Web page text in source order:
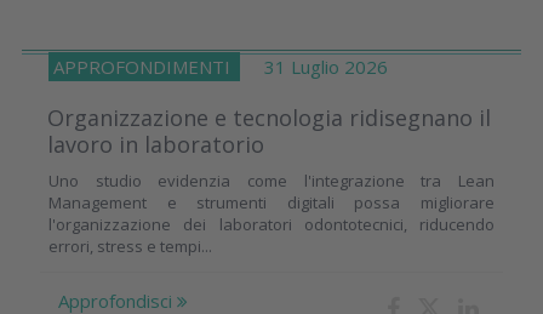
APPROFONDIMENTI 31 Luglio 2026
Organizzazione e tecnologia ridisegnano il
lavoro in laboratorio
Uno studio evidenzia come l'integrazione tra Lean
Management e strumenti digitali possa migliorare
l'organizzazione dei laboratori odontotecnici, riducendo
errori, stress e tempi...
Approfondisci